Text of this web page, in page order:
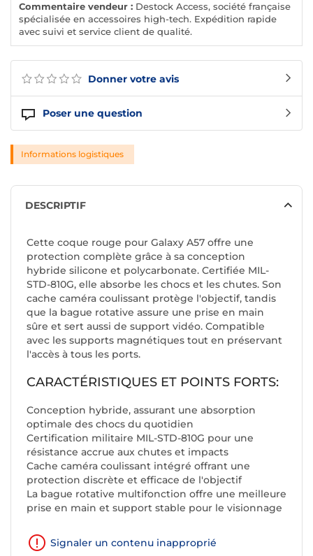
Donner votre avis
Poser une question
Commentaire vendeur : Destock Access, société française
spécialisée en accessoires high-tech. Expédition rapide
avec suivi et service client de qualité.
Informations logistiques
DESCRIPTIF
Cette coque rouge pour Galaxy A57 offre une
protection complète grâce à sa conception
hybride silicone et polycarbonate. Certifiée MIL-
STD-810G, elle absorbe les chocs et les chutes. Son
cache caméra coulissant protège l'objectif, tandis
que la bague rotative assure une prise en main
sûre et sert aussi de support vidéo. Compatible
avec les supports magnétiques tout en préservant
l'accès à tous les ports.
CARACTÉRISTIQUES ET POINTS FORTS:
Conception hybride, assurant une absorption
optimale des chocs du quotidien
Certification militaire MIL-STD-810G pour une
résistance accrue aux chutes et impacts
Cache caméra coulissant intégré offrant une
protection discrète et efficace de l'objectif
La bague rotative multifonction offre une meilleure
prise en main et support stable pour le visionnage
Signaler un contenu inapproprié